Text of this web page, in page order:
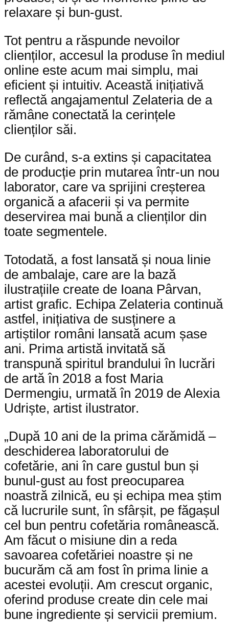
relaxare și bun-gust.
Tot pentru a răspunde nevoilor
clienților, accesul la produse în mediul
online este acum mai simplu, mai
eficient și intuitiv. Această inițiativă
reflectă angajamentul Zelateria de a
rămâne conectată la cerințele
clienților săi.
De curând, s-a extins și capacitatea
de producție prin mutarea într-un nou
laborator, care va sprijini creșterea
organică a afacerii și va permite
deservirea mai bună a clienților din
toate segmentele.
Totodată, a fost lansată și noua linie
de ambalaje, care are la bază
ilustrațiile create de Ioana Pârvan,
artist grafic. Echipa Zelateria continuă
astfel, inițiativa de susținere a
artiștilor români lansată acum șase
ani. Prima artistă invitată să
transpună spiritul brandului în lucrări
de artă în 2018 a fost Maria
Dermengiu, urmată în 2019 de Alexia
Udriște, artist ilustrator.
„După 10 ani de la prima cărămidă –
deschiderea laboratorului de
cofetărie, ani în care gustul bun și
bunul-gust au fost preocuparea
noastră zilnică, eu și echipa mea știm
că lucrurile sunt, în sfârșit, pe făgașul
cel bun pentru cofetăria românească.
Am făcut o misiune din a reda
savoarea cofetăriei noastre și ne
bucurăm că am fost în prima linie a
acestei evoluții. Am crescut organic,
oferind produse create din cele mai
bune ingrediente și servicii premium.